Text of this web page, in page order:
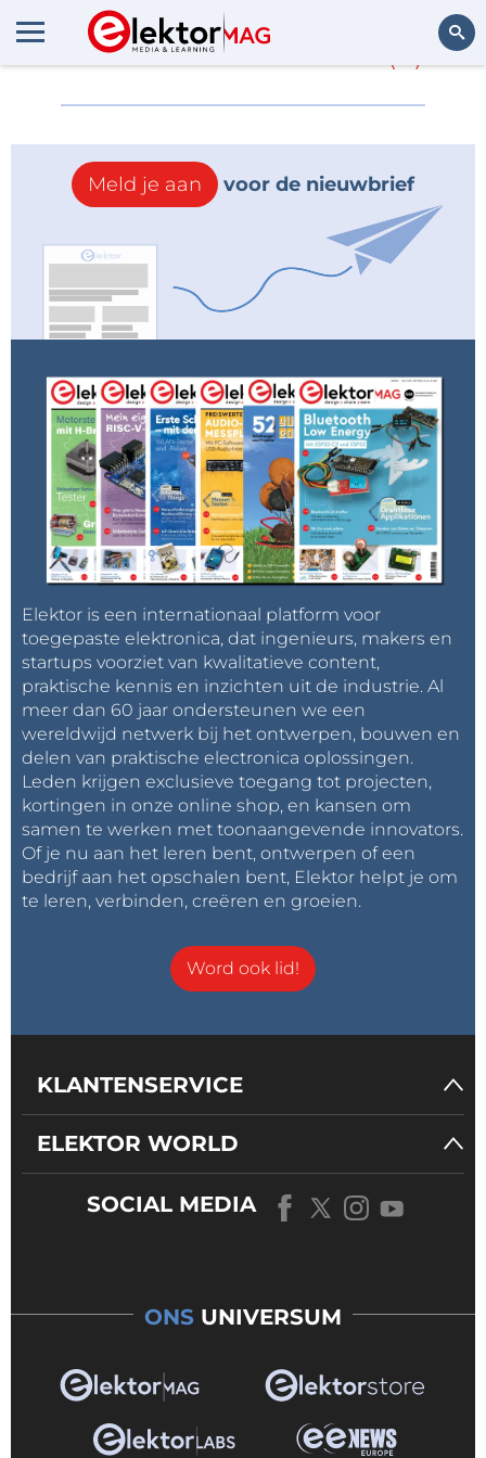
Meer overLPC2148
Meld je aan voor de nieuwbrief
Elektor is een internationaal platform voor
toegepaste elektronica, dat ingenieurs, makers en
startups voorziet van kwalitatieve content,
praktische kennis en inzichten uit de industrie. Al
meer dan 60 jaar ondersteunen we een
wereldwijd netwerk bij het ontwerpen, bouwen en
delen van praktische electronica oplossingen.
Leden krijgen exclusieve toegang tot projecten,
kortingen in onze online shop, en kansen om
samen te werken met toonaangevende innovators.
Of je nu aan het leren bent, ontwerpen of een
bedrijf aan het opschalen bent, Elektor helpt je om
te leren, verbinden, creëren en groeien.
Word ook lid!
KLANTENSERVICE
ELEKTOR WORLD
SOCIAL MEDIA
ONS UNIVERSUM